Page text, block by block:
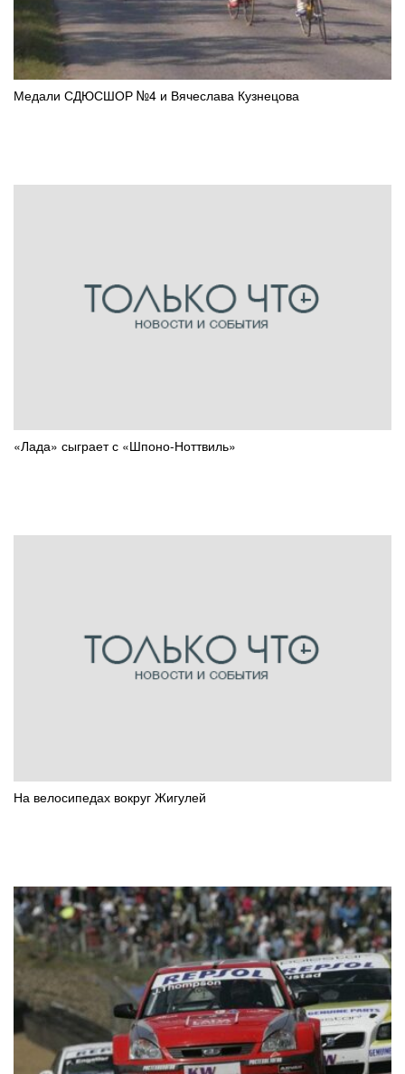
Медали СДЮСШОР №4 и Вячеслава Кузнецова
«Лада» сыграет с «Шпоно-Ноттвиль»
На велосипедах вокруг Жигулей